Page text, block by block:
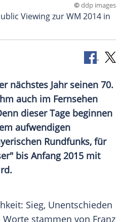
©ddp images
Viewing zur WM 2014 in
nächstes Jahr seinen 70.
auch im Fernsehen
dieser Tage beginnen
aufwendigen
Rundfunks, für
bis Anfang 2015 mit
Sieg, Unentschieden
Worte stammen von Franz